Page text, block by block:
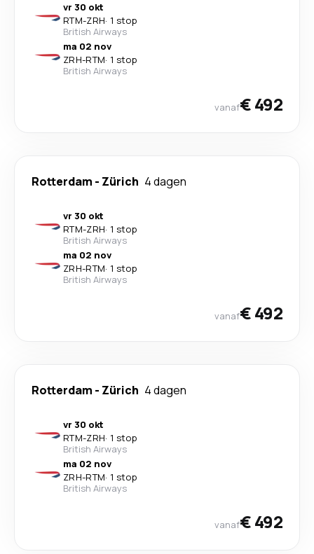
vr 30 okt
RTM-ZRH· 1 stop
British Airways
ma 02 nov
ZRH-RTM· 1 stop
British Airways
vanaf€ 492
Rotterdam - Zürich 4 dagen
vr 30 okt
RTM-ZRH· 1 stop
British Airways
ma 02 nov
ZRH-RTM· 1 stop
British Airways
vanaf€ 492
Rotterdam - Zürich 4 dagen
vr 30 okt
RTM-ZRH· 1 stop
British Airways
ma 02 nov
ZRH-RTM· 1 stop
British Airways
vanaf€ 492